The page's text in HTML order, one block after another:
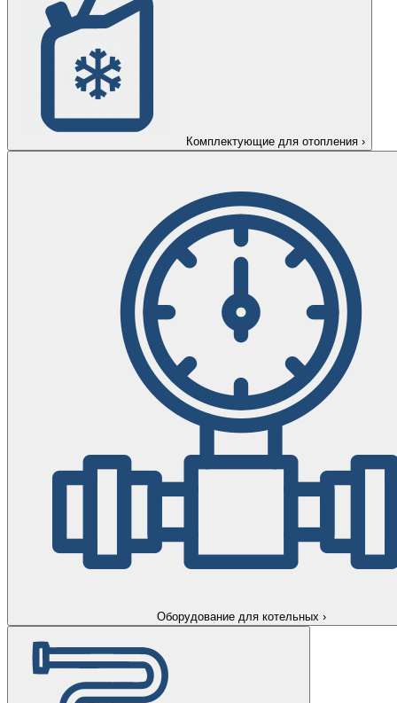
Комплектующие для отопления ›
Оборудование для котельных ›